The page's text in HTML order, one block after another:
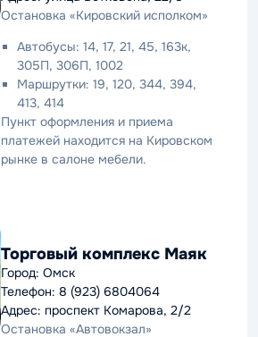
Остановка «Кировский исполком»
Автобусы: 14, 17, 21, 45, 163к,
305П, 306П, 1002
Маршрутки: 19, 120, 344, 394,
413, 414
Пункт оформления и приема
платежей находится на Кировском
рынке в салоне мебели.
Торговый комплекс Маяк
Город: Омск
Телефон: 8 (923) 6804064
Адрес: проспект Комарова, 2/2
Остановка «Автовокзал»